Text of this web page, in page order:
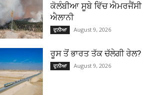
ਕੋਲੰਬੀਆ ਸੂਬੇ ਵਿੱਚ ਐਮਰਜੈਂਸੀ
ਐਲਾਨੀ
ਦੁਨੀਆ August 9, 2026
ਰੂਸ ਤੋਂ ਭਾਰਤ ਤੱਕ ਚੱਲੇਗੀ ਰੇਲ?
ਦੁਨੀਆ August 9, 2026